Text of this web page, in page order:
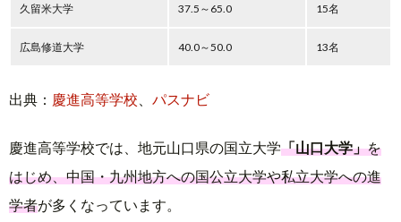
久留米大学 37.5～65.0 15名
広島修道大学 40.0～50.0 13名
出典： 慶進高等学校 パスナビ
慶進高等学校では、地元山口県の国立大学「山口大学」を
はじめ、中国・九州地方への国公立大学や私立大学への進
学者が多くなっています。